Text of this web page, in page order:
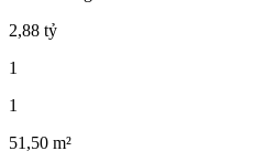
2,88 tỷ
1
1
51,50 m²